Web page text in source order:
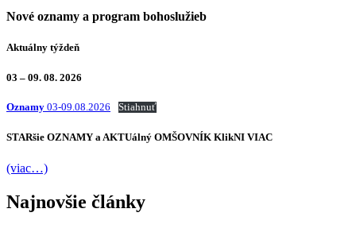
Nové oznamy a program bohoslužieb
Aktuálny týždeň
03 – 09. 08. 2026
Oznamy 03-09.08.2026 Stiahnuť
STARšie OZNAMY a AKTUálný OMŠOVNÍK KlikNI VIAC
(viac…)
Najnovšie články